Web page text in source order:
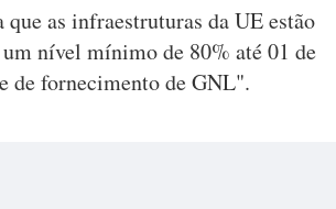
as infraestruturas da UE estão
um nível mínimo de 80% até 01 de
de fornecimento de GNL".